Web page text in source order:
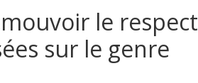
le respect
sur le genre